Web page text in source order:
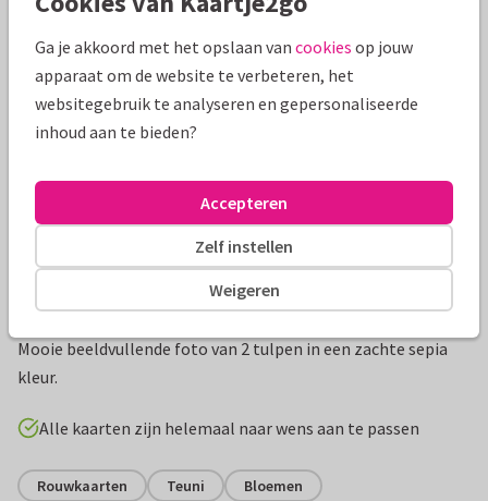
Mooie extra's bij je kaart
Productinformatie
Mooie beeldvullende foto van 2 tulpen in een zachte sepia
kleur.
Alle kaarten zijn helemaal naar wens aan te passen
Rouwkaarten Teuni Bloemen
Ga je akkoord met het opslaan van cookies op jouw
apparaat om de website te verbeteren, het
websitegebruik te analyseren en gepersonaliseerde
inhoud aan te bieden?
Weigeren
Zelf instellen
Accepteren